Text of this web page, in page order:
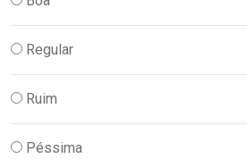
Regular
Ruim
Péssima